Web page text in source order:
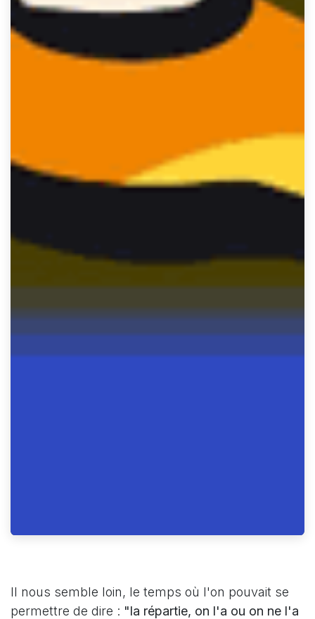
Il nous semble loin, le temps où l'on pouvait se
permettre de dire : "la répartie, on l'a ou on ne l'a